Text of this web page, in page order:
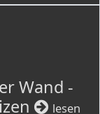
Wand -
lesen